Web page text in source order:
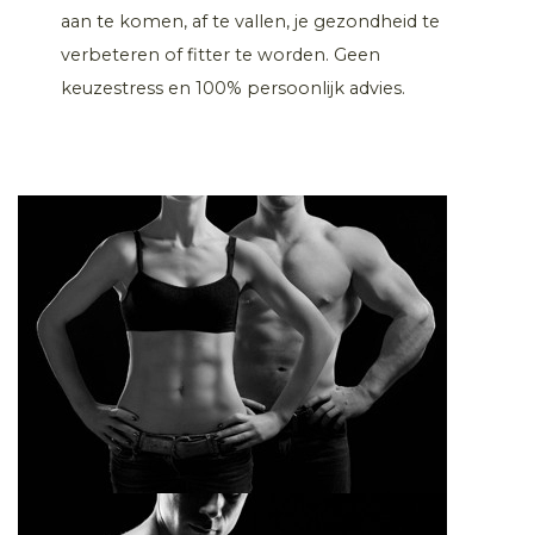
aan te komen, af te vallen, je gezondheid te
verbeteren of fitter te worden. Geen
keuzestress en 100% persoonlijk advies.